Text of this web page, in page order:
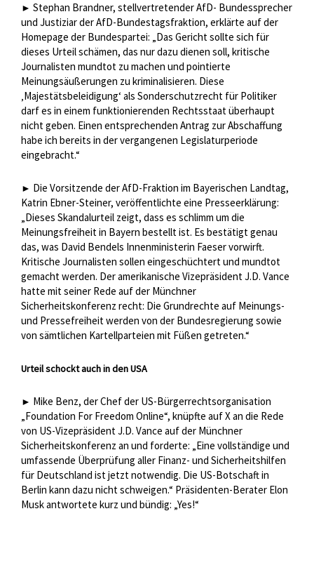
► Stephan Brandner, stellvertretender AfD- Bundessprecher
und Justiziar der AfD-Bundestagsfraktion, erklärte auf der
Homepage der Bundespartei: „Das Gericht sollte sich für
dieses Urteil schämen, das nur dazu dienen soll, kritische
Journalisten mundtot zu machen und pointierte
Meinungsäußerungen zu kriminalisieren. Diese
‚Majestätsbeleidigung‘ als Sonderschutzrecht für Politiker
darf es in einem funktionierenden Rechtsstaat überhaupt
nicht geben. Einen entsprechenden Antrag zur Abschaffung
habe ich bereits in der vergangenen Legislaturperiode
eingebracht.“
► Die Vorsitzende der AfD-Fraktion im Bayerischen Landtag,
Katrin Ebner-Steiner, veröffentlichte eine Presseerklärung:
„Dieses Skandalurteil zeigt, dass es schlimm um die
Meinungsfreiheit in Bayern bestellt ist. Es bestätigt genau
das, was David Bendels Innenministerin Faeser vorwirft.
Kritische Journalisten sollen eingeschüchtert und mundtot
gemacht werden. Der amerikanische Vizepräsident J.D. Vance
hatte mit seiner Rede auf der Münchner
Sicherheitskonferenz recht: Die Grundrechte auf Meinungs-
und Pressefreiheit werden von der Bundesregierung sowie
von sämtlichen Kartellparteien mit Füßen getreten.“
Urteil schockt auch in den USA
► Mike Benz, der Chef der US-Bürgerrechtsorganisation
„Foundation For Freedom Online“, knüpfte auf X an die Rede
von US-Vizepräsident J.D. Vance auf der Münchner
Sicherheitskonferenz an und forderte: „Eine vollständige und
umfassende Überprüfung aller Finanz- und Sicherheitshilfen
für Deutschland ist jetzt notwendig. Die US-Botschaft in
Berlin kann dazu nicht schweigen.“ Präsidenten-Berater Elon
Musk antwortete kurz und bündig: „Yes!“